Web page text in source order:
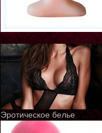
Эротическое белье